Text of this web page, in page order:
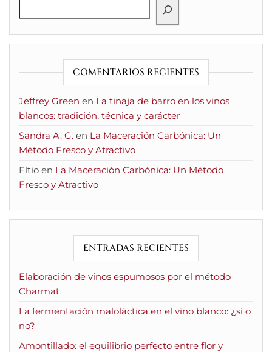
COMENTARIOS RECIENTES
Jeffrey Green en La tinaja de barro en los vinos
blancos: tradición, técnica y carácter
Sandra A. G. en La Maceración Carbónica: Un
Método Fresco y Atractivo
Eltio en La Maceración Carbónica: Un Método
Fresco y Atractivo
ENTRADAS RECIENTES
Elaboración de vinos espumosos por el método
Charmat
La fermentación maloláctica en el vino blanco: ¿sí o
no?
Amontillado: el equilibrio perfecto entre flor y